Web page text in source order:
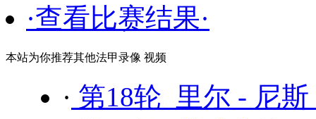
·查看比赛结果·
本站为你推荐其他法甲录像 视频
· 第18轮 里尔 - 尼斯